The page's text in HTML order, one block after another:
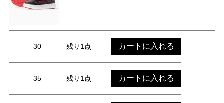
30 残り1点 カートに入れる
35 残り1点 カートに入れる